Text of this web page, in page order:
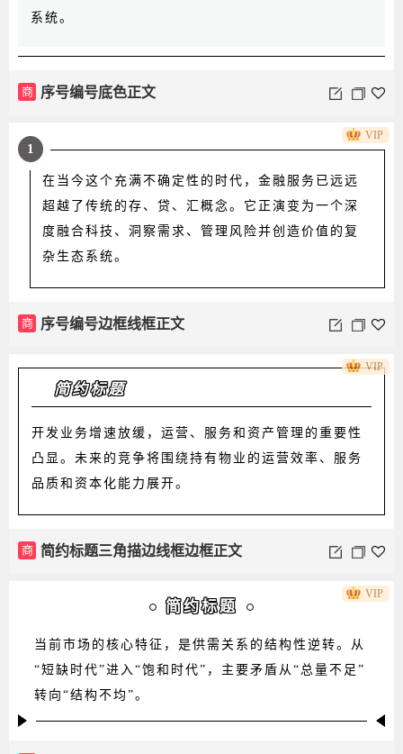
系统。
商 序号编号底色正文
1
在当今这个充满不确定性的时代，金融服务已远远
超越了传统的存、贷、汇概念。它正演变为一个深
度融合科技、洞察需求、管理风险并创造价值的复
杂生态系统。
商 序号编号边框线框正文
VIP
简约标题
开发业务增速放缓，运营、服务和资产管理的重要性
凸显。未来的竞争将围绕持有物业的运营效率、服务
品质和资本化能力展开。
商 简约标题三角描边线框边框正文
VIP
简约标题
当前市场的核心特征，是供需关系的结构性逆转。从
“短缺时代”进入“饱和时代”，主要矛盾从“总量不足”
转向“结构不均”。
VIP